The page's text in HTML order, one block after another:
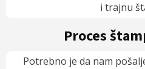
i trajnu
Proces
Potrebno je da nam